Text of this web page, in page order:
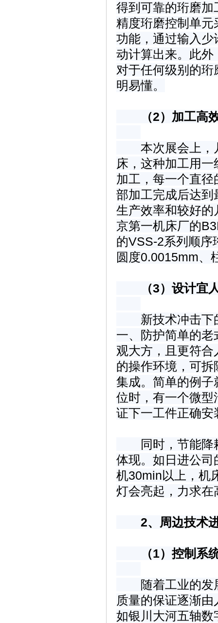
得到可靠的珩磨
精度珩磨控制单
功能，通过输入
动计算出来。此
对于任何级别的
明易懂。
（2）加工高
本次展会上，几
床，这种加工用
加工，每一个直
部加工完成后达
生产效率和较好
京第一机床厂的
的VSS-2系列顺序
圆度0.0015mm、
（3）设计宜
新技术冲击下的
一、防护简单的
观大方，且更符
的操作环境，可
集成。简单的例
位时，有一个微
证下一工件正确安
同时，节能降耗
体现。如日进公
机30min以上，机
灯会亮起，力求
2、周边技术
（1）控制系统
随着工业的发展
质量的保证逐渐
如银川大河五轴